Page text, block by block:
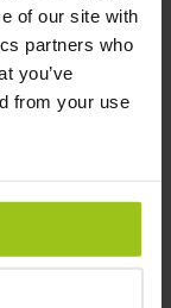
of our site with
partners who
you’ve
from your use
como
É
óxido de
duração.
de